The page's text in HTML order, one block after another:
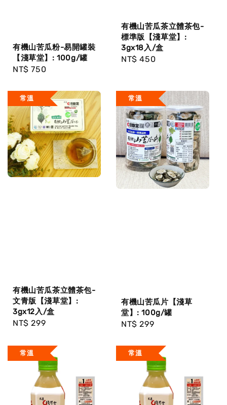
有機山苦瓜粉-易開罐裝
【淺草堂】: 100g/罐
Regular
NT$ 750
有機山苦瓜茶立體茶包-
標準版【淺草堂】:
3gx18入/盒
Regular
NT$ 450
常溫
有機山苦瓜茶立體茶包-
文青版【淺草堂】:
3gx12入/盒
Regular
NT$ 299
常溫
有機山苦瓜片【淺草
堂】: 100g/罐
Regular
NT$ 299
常溫 常溫